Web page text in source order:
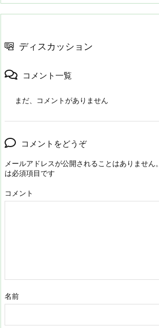
ディスカッション
コメント一覧
まだ、コメントがありません
コメントをどうぞ
メールアドレスが公開されることはありません。
は必須項目です
コメント
名前